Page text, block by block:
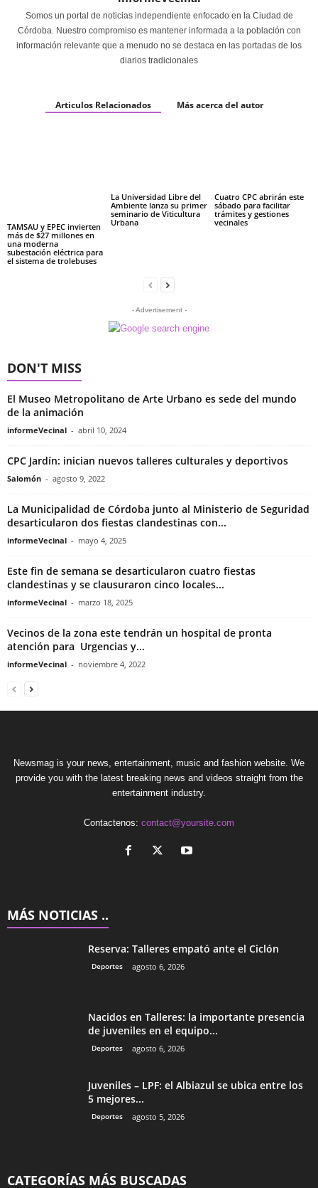
Somos un portal de noticias independiente enfocado en la Ciudad de
Córdoba. Nuestro compromiso es mantener informada a la población con
información relevante que a menudo no se destaca en las portadas de los
diarios tradicionales
Articulos Relacionados Más acerca del autor
TAMSAU y EPEC invierten
más de $27 millones en
una moderna
subestación eléctrica para
el sistema de trolebuses
La Universidad Libre del
Ambiente lanza su primer
seminario de Viticultura
Urbana
Cuatro CPC abrirán este
sábado para facilitar
trámites y gestiones
vecinales
- Advertisement -
DON'T MISS
El Museo Metropolitano de Arte Urbano es sede del mundo
de la animación
informeVecinal - abril 10, 2024
CPC Jardín: inician nuevos talleres culturales y deportivos
Salomón - agosto 9, 2022
La Municipalidad de Córdoba junto al Ministerio de Seguridad
desarticularon dos fiestas clandestinas con...
informeVecinal - mayo 4, 2025
Este fin de semana se desarticularon cuatro fiestas
clandestinas y se clausuraron cinco locales...
informeVecinal - marzo 18, 2025
Vecinos de la zona este tendrán un hospital de pronta
atención para Urgencias y...
informeVecinal - noviembre 4, 2022
Newsmag is your news, entertainment, music and fashion website. We
provide you with the latest breaking news and videos straight from the
entertainment industry.
Contactenos: contact@yoursite.com
MÁS NOTICIAS ..
Reserva: Talleres empató ante el Ciclón
Deportes agosto 6, 2026
Nacidos en Talleres: la importante presencia
de juveniles en el equipo...
Deportes agosto 6, 2026
Juveniles – LPF: el Albiazul se ubica entre los
5 mejores...
Deportes agosto 5, 2026
CATEGORÍAS MÁS BUSCADAS